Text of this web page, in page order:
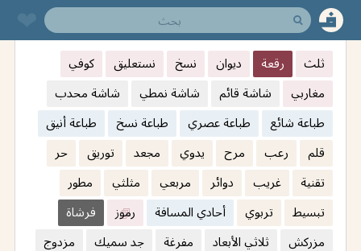
ثلث رقعة ديوان نسخ نستعليق
كوفي
مغاربي
شاشة قائم شاشة نمطي
شاشة محدب
طباعة شائع
طباعة عصري طباعة نسخ
طباعة أنيق
قلم
رعب مرح يدوي مجعد توريق
حر
تقنية
غريب دوائر مربعي مثلثي
مطور
تبسيط
تربوي أحادي المسافة رموز
فرشاة
مزركش
ثلاثي الأبعاد مفرغة جد سميك
مزدوج